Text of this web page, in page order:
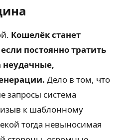
Кошелёк станет
постоянно тратить
Дело в том, что
запросы система
к шаблонному
тогда невыносимая